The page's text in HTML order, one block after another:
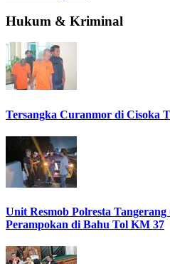
Hukum & Kriminal
Tersangka Curanmor di Cisoka
Unit Resmob Polresta
Perampokan di Bahu Tol KM 37